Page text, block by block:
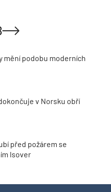
mění podobu moderních
v Norsku obří
před požárem se
Isover